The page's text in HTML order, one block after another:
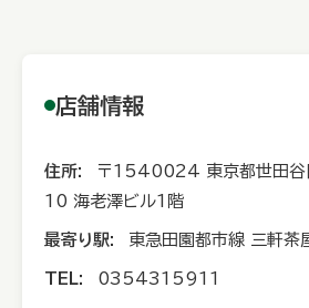
店舗情報
住所:
〒1540024 東京都世田
10 海老澤ビル1階
最寄り駅: 東急田園都市線 三軒茶
TEL: 0354315911